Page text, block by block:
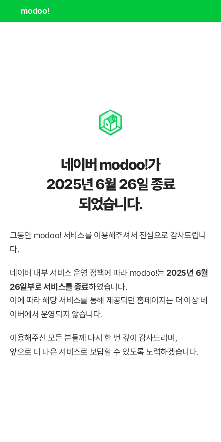
modoo!
네이버 modoo!가
2025년 6월 26일 종료
되었습니다.
그동안 modoo! 서비스를 이용해주셔서 진심으로 감사드립니
다.
네이버 내부 서비스 운영 정책에 따라 modoo!는 2025년 6월
26일부로 서비스를 종료하였습니다.
이에 따라 해당 서비스를 통해 제공되던 홈페이지는 더 이상 네
이버에서 운영되지 않습니다.
이용해주신 모든 분들께 다시 한 번 깊이 감사드리며,
앞으로 더 나은 서비스로 보답할 수 있도록 노력하겠습니다.